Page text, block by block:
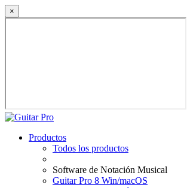
×
Productos
Todos los productos
Software de Notación Musical
Guitar Pro 8 Win/macOS